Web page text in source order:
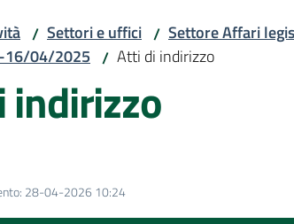
/ Settori e uffici / Settore Affari
16/04/2025 / Atti di indirizzo
indirizzo
: 28-04-2026 10:24